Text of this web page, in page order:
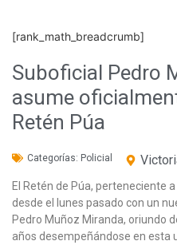
[rank_math_breadcrumb]
Suboficial Pedro
asume
Retén Púa
Categorías: Policial
El Retén de Púa, perteneciente
desde el lunes pasado con un
Pedro Muñoz Miranda, oriundo
años desempeñándose en esta